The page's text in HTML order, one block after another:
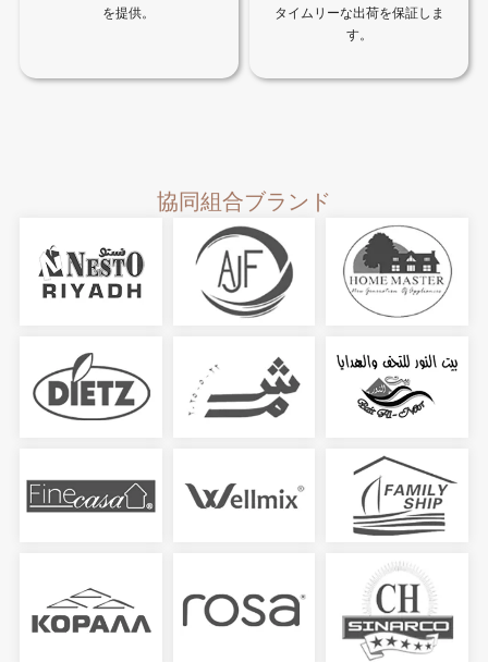
を提供。
タイムリーな出荷を保証しま
す。
協同組合ブランド